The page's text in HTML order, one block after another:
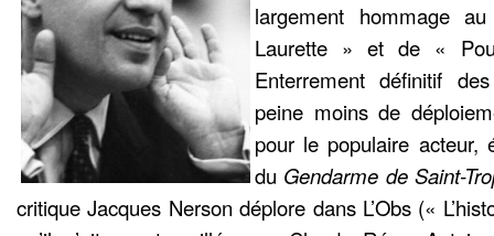
largement hommage
Laurette » et de «
Enterrement définitif
peine moins de
pour le populaire acteur,
du Gendarme de Saint-
critique Jacques Nerson déplore dans L’Obs («